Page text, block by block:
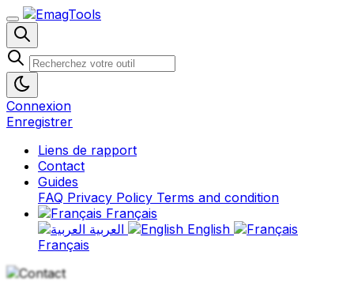
Connexion
Enregistrer
Liens de rapport
Contact
Guides
FAQ Privacy Policy Terms and condition
Français
English
Français